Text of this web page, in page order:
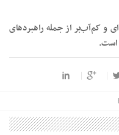
و کم‌آب‌بر از جمله راهبردهای
است.